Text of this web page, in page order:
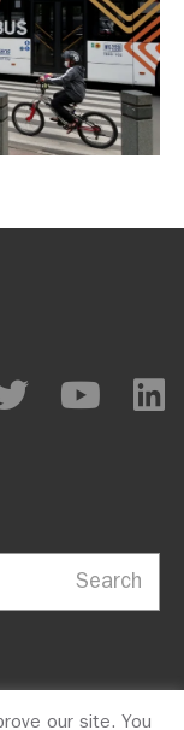
Search
our site. You